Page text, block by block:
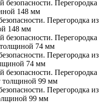
Перегородка из
148 мм
Перегородка из
74 мм
Перегородка из
99 мм